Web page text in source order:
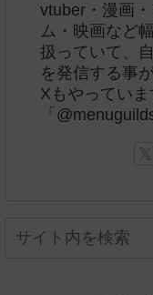
vtuber・漫画
ム・映画など
扱っていて、
を発信する事
Xもやっていま
「